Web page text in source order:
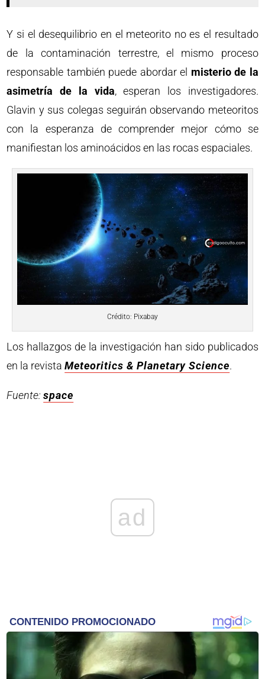
Y si el desequilibrio en el meteorito no es el resultado
de la contaminación terrestre, el mismo proceso
responsable también puede abordar el misterio de la
asimetría de la vida, esperan los investigadores.
Glavin y sus colegas seguirán observando meteoritos
con la esperanza de comprender mejor cómo se
manifiestan los aminoácidos en las rocas espaciales.
Crédito: Pixabay
Los hallazgos de la investigación han sido publicados
en la revistaMeteoritics & Planetary Science.
Fuente:space
ad